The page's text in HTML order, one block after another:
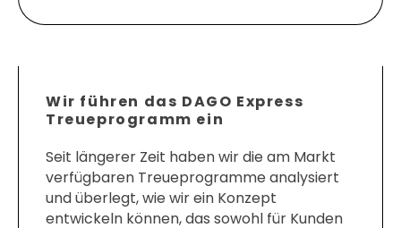
Wir führen das DAGO Express
Treueprogramm ein
Seit längerer Zeit haben wir die am Markt
verfügbaren Treueprogramme analysiert
und überlegt, wie wir ein Konzept
entwickeln können, das sowohl für Kunden